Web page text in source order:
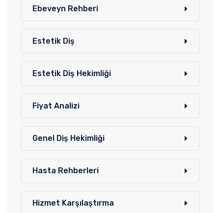
Ebeveyn Rehberi
Estetik Diş
Estetik Diş Hekimliği
Fiyat Analizi
Genel Diş Hekimliği
Hasta Rehberleri
Hizmet Karşılaştırma